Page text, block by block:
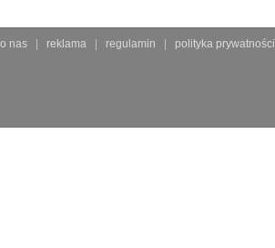
o nas reklama regulamin polityka prywatności